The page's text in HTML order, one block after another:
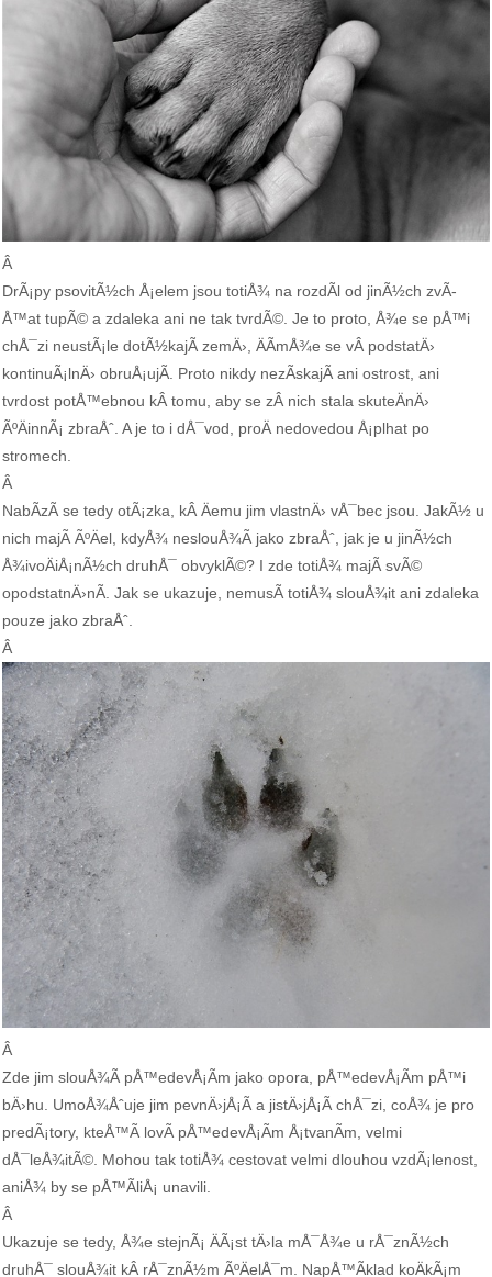
Â
DrÃ¡py psovitÃ½ch Å¡elem jsou totiÅ¾ na rozdÃ­l od jinÃ½ch zvÃ­
Å™at tupÃ© a zdaleka ani ne tak tvrdÃ©. Je to proto, Å¾e se pÅ™i
chÅ¯zi neustÃ¡le dotÃ½kajÃ­ zemÄ›, ÄÃ­mÅ¾e se vÂ podstatÄ›
kontinuÃ¡lnÄ› obruÅ¡ujÃ­. Proto nikdy nezÃ­skajÃ­ ani ostrost, ani
tvrdost potÅ™ebnou kÂ tomu, aby se zÂ nich stala skuteÄnÄ›
ÃºÄinnÃ¡ zbraÅˆ. A je to i dÅ¯vod, proÄ nedovedou Å¡plhat po
stromech.
Â
NabÃ­zÃ­ se tedy otÃ¡zka, kÂ Äemu jim vlastnÄ› vÅ¯bec jsou. JakÃ½ u
nich majÃ­ ÃºÄel, kdyÅ¾ neslouÅ¾Ã­ jako zbraÅˆ, jak je u jinÃ½ch
Å¾ivoÄiÅ¡nÃ½ch druhÅ¯ obvyklÃ©? I zde totiÅ¾ majÃ­ svÃ©
opodstatnÄ›nÃ­. Jak se ukazuje, nemusÃ­ totiÅ¾ slouÅ¾it ani zdaleka
pouze jako zbraÅˆ.
Â
Â
Zde jim slouÅ¾Ã­ pÅ™edevÅ¡Ã­m jako opora, pÅ™edevÅ¡Ã­m pÅ™i
bÄ›hu. UmoÅ¾Åˆuje jim pevnÄ›jÅ¡Ã­ a jistÄ›jÅ¡Ã­ chÅ¯zi, coÅ¾ je pro
predÃ¡tory, kteÅ™Ã­ lovÃ­ pÅ™edevÅ¡Ã­m Å¡tvanÃ­m, velmi
dÅ¯leÅ¾itÃ©. Mohou tak totiÅ¾ cestovat velmi dlouhou vzdÃ¡lenost,
aniÅ¾ by se pÅ™Ã­liÅ¡ unavili.
Â
Ukazuje se tedy, Å¾e stejnÃ¡ ÄÃ¡st tÄ›la mÅ¯Å¾e u rÅ¯znÃ½ch
druhÅ¯ slouÅ¾it kÂ rÅ¯znÃ½m ÃºÄelÅ¯m. NapÅ™Ã­klad koÄkÃ¡m